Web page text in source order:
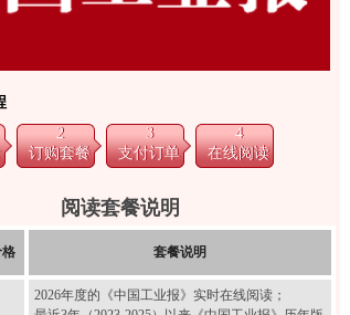
2
订购套餐
3
支付订单
4
在线阅读
阅读套餐说明
套餐说明
2026年度的《中国工业报》实时在线阅读；